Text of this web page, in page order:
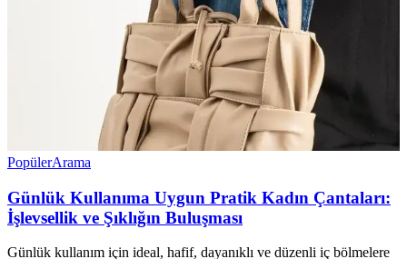
PopülerArama
Günlük Kullanıma Uygun Pratik Kadın Çantaları:
İşlevsellik ve Şıklığın Buluşması
Günlük kullanım için ideal, hafif, dayanıklı ve düzenli iç bölmelere